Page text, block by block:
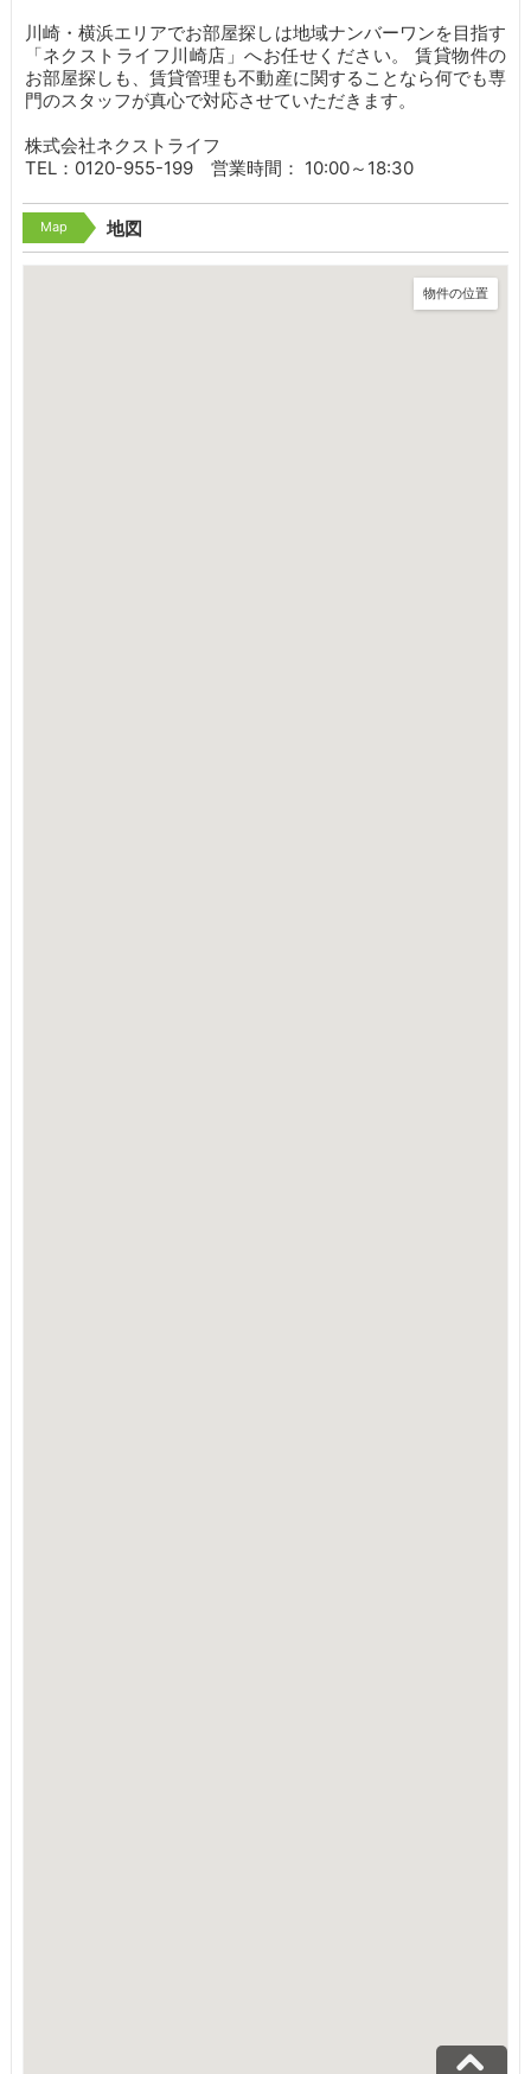
川崎・横浜エリアでお部屋探しは地域ナンバーワンを目指す
「ネクストライフ川崎店」へお任せください。 賃貸物件の
お部屋探しも、賃貸管理も不動産に関することなら何でも専
門のスタッフが真心で対応させていただきます。
株式会社ネクストライフ
TEL：0120-955-199 営業時間： 10:00～18:30
Map 地図
物件の位置